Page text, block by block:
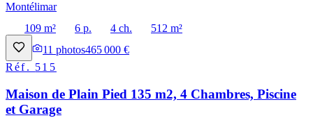
Montélimar
109 m²
6 p. 4 ch.
512 m²
11 photos465 000 €
Réf. 515
Maison de Plain Pied 135 m2, 4 Chambres, Piscine
et Garage